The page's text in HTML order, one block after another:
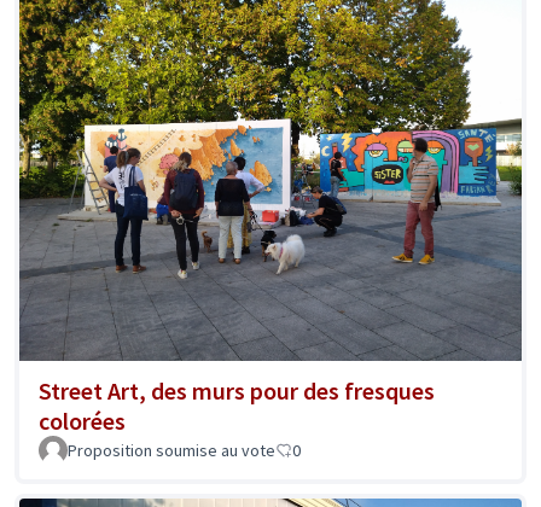
Street Art, des murs pour des fresques
colorées
Proposition soumise au vote 0